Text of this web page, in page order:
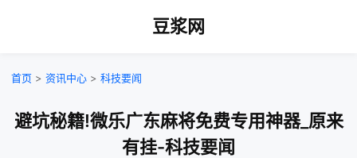
豆浆网
首页 > 资讯中心 > 科技要闻
避坑秘籍!微乐广东麻将免费专用神器_原来
有挂-科技要闻